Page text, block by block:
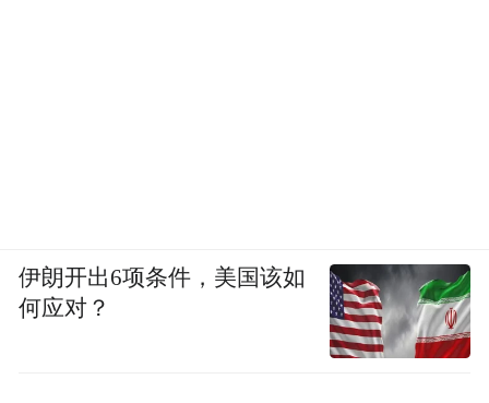
伊朗开出6项条件，美国该如
何应对？